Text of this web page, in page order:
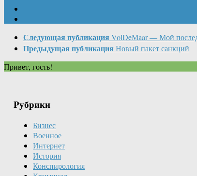
Следующая публикация VolDeMaar — Мой
Предыдущая публикация Новый пакет санкций
Привет, гость!
Рубрики
Бизнес
Военное
Интернет
История
Конспирология